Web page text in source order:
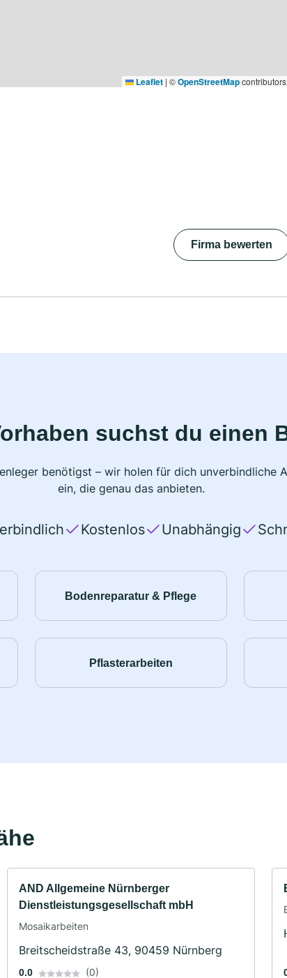
Leaflet | ©OpenStreetMapcontributors
Firma bewerten
suchst du einen
benötigst – wir holen für dich unverbindliche
ein, die genau das anbieten.
Kostenlos Unabhängig
Bodenreparatur & Pflege
Pflasterarbeiten
AND Allgemeine Nürnberger
Dienstleistungsgesellschaft mbH
Mosaikarbeiten
Breitscheidstraße 43, 90459 Nürnberg
0.0 (0)